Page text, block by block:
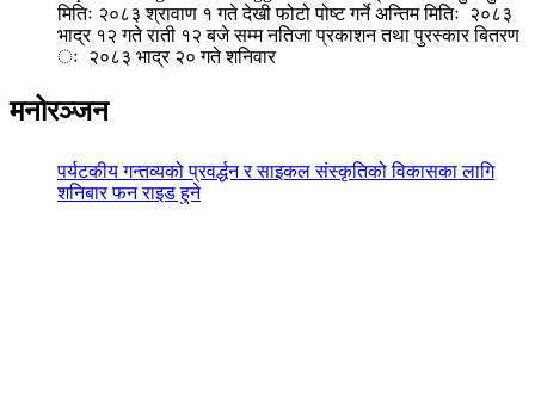
मितिः २०८३ श्रावाण १ गते देखी फोटो पोष्ट गर्ने अन्तिम मितिः २०८३
भाद्र १२ गते राती १२ बजे सम्म नतिजा प्रकाशन तथा पुरस्कार बितरण
ः २०८३ भाद्र २० गते शनिवार
मनोरञ्जन
पर्यटकीय गन्तव्यको प्रवर्द्धन र साइकल संस्कृतिको विकासका लागि
शनिबार फन राइड हुने